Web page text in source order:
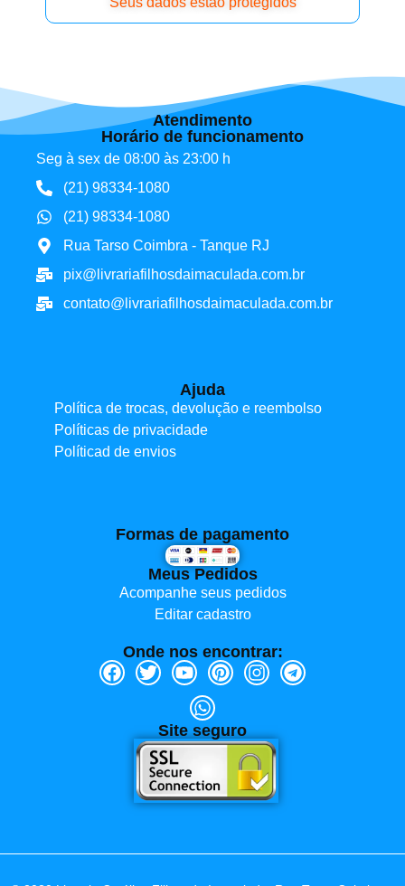
Atendimento
Horário de funcionamento
Seg à sex de 08:00 às 23:00 h
(21) 98334-1080
(21) 98334-1080
Rua Tarso Coimbra - Tanque RJ
pix@livrariafilhosdaimaculada.com.br
contato@livrariafilhosdaimaculada.com.br
Ajuda
Política de trocas, devolução e reembolso
Políticas de privacidade
Políticad de envios
Formas de pagamento
Meus Pedidos
Acompanhe seus pedidos
Editar cadastro
Onde nos encontrar:
Site seguro